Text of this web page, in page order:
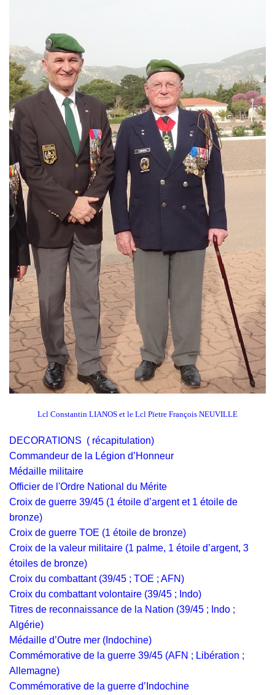
Lcl Constantin LIANOS et le Lcl Pïetre François NEUVILLE
DECORATIONS ( récapitulation)
Commandeur de la Légion d’Honneur
Médaille militaire
Officier de l'Ordre National du Mérite
Croix de guerre 39/45 (1 étoile d’argent et 1 étoile de
bronze)
Croix de guerre TOE (1 étoile de bronze)
Croix de la valeur militaire (1 palme, 1 étoile d’argent, 3
étoiles de bronze)
Croix du combattant (39/45 ; TOE ; AFN)
Croix du combattant volontaire (39/45 ; Indo)
Titres de reconnaissance de la Nation (39/45 ; Indo ;
Algérie)
Médaille d’Outre mer (Indochine)
Commémorative de la guerre 39/45 (AFN ; Libération ;
Allemagne)
Commémorative de la guerre d’Indochine